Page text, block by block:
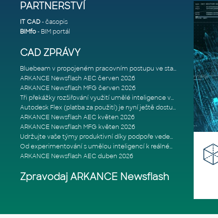
PARTNERSTVÍ
IT CAD- časopis
BIMfo- BIM portál
CAD ZPRÁVY
Bluebeam v propojeném pracovním postupu ve stavebnictví: Proč je int
ARKANCE Newsflash AEC červen 2026
ARKANCE Newsflash MFG červen 2026
Tři překážky rozšiřování využití umělé inteligence ve stavebním prům
Autodesk Flex (platba za použití) je nyní ještě dostupnější
ARKANCE Newsflash AEC květen 2026
ARKANCE Newsflash MFG květen 2026
Udržujte vaše týmy produktivní díky podpoře vedené odborníky
Od experimentování s umělou inteligencí k reálnému dopadu na podniká
ARKANCE Newsflash AEC duben 2026
Zpravodaj ARKANCE Newsflash